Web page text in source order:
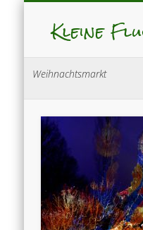
Kleine
Weihnachtsmarkt